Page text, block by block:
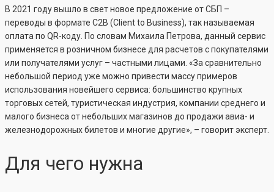
В 2021 году вышло в свет новое предложение от СБП –
переводы в формате С2В (Client to Business), так называемая
оплата по QR-коду. По словам Михаила Петрова, данный сервис
применяется в розничном бизнесе для расчетов с покупателями
или получателями услуг – частными лицами. «За сравнительно
небольшой период уже можно привести массу примеров
использования новейшего сервиса: большинство крупных
торговых сетей, туристическая индустрия, компании среднего и
малого бизнеса от небольших магазинов до продажи авиа- и
железнодорожных билетов и многие другие», – говорит эксперт.
Для чего нужна